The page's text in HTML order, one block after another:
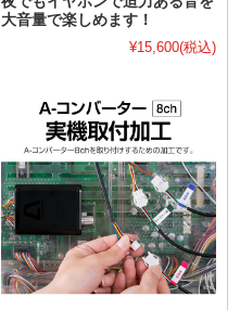
大音量で楽しめます！
¥15,600(税込)